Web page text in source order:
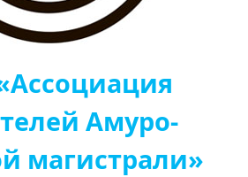
Амуро-
магистрали»